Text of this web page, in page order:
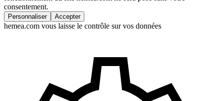
consentement.
Personnaliser Accepter
hemea.com vous laisse le contrôle sur vos données